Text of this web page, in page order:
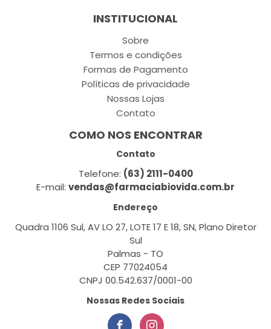
INSTITUCIONAL
Sobre
Termos e condições
Formas de Pagamento
Políticas de privacidade
Nossas Lojas
Contato
COMO NOS ENCONTRAR
Contato
Telefone: (63) 2111-0400
E-mail: vendas@farmaciabiovida.com.br
Endereço
Quadra 1106 Sul, AV LO 27, LOTE 17 E 18, SN, Plano Diretor
Sul
Palmas - TO
CEP 77024054
CNPJ 00.542.637/0001-00
Nossas Redes Sociais